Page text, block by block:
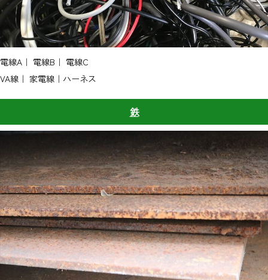
電線A｜ 電線B｜ 電線C
VA線｜ 家電線｜ハーネス
鉄